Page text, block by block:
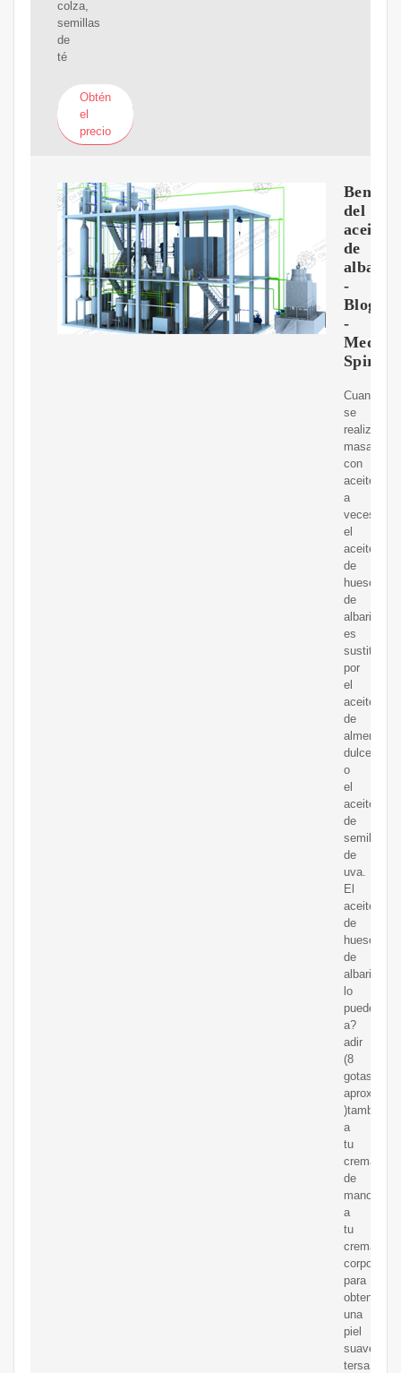
colza,
semillas
de
té
Obtén
el
precio
del
aceite
de
-
Blog
-
Spirit
Cuando
se
realizan
masajes
con
aceites,
a
veces
el
aceite
de
hueso
de
es
sustituido
por
el
aceite
de
almendras
dulces
o
el
aceite
de
semilla
de
uva.
El
aceite
de
hueso
de
lo
puedes
a?
adir
(8
gotas
)también
a
tu
crema
de
manos,
a
tu
crema
corporal
para
obtener
una
piel
suave,
tersa